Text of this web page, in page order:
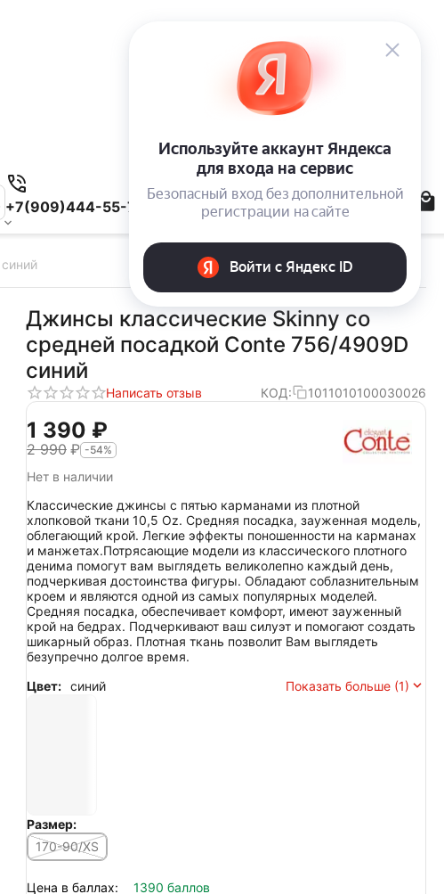
+7(909)444-55-78
Джинсы классические Skinny со
средней посадкой Conte 756/4909D
синий
Написать отзыв КОД: 1011010100030026
1 390 ₽
2 990 ₽ -54%
Нет в наличии
Классические джинсы с пятью карманами из плотной
хлопковой ткани 10,5 Oz. Средняя посадка, зауженная модель,
облегающий крой. Легкие эффекты поношенности на карманах
и манжетах.Потрясающие модели из классического плотного
денима помогут вам выглядеть великолепно каждый день,
подчеркивая достоинства фигуры. Обладают соблазнительным
кроем и являются одной из самых популярных моделей.
Средняя посадка, обеспечивает комфорт, имеют зауженный
крой на бедрах. Подчеркивают ваш силуэт и помогают создать
шикарный образ. Плотная ткань позволит Вам выглядеть
безупречно долгое время.
Цвет: синий Показать больше (1)
Размер:
170-90/XS
Цена в баллах:
1390 баллов